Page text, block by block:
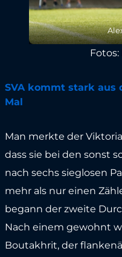
SVA kommt stark aus
Mal
Man merkte der
dass sie bei den sonst
nach sechs sieglosen
mehr als nur einen
begann der zweite
Nach einem gewohnt
Boutakhrit, der